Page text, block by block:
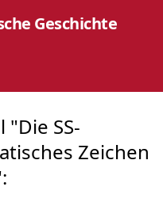
Geschichte
SS-
Zeichen